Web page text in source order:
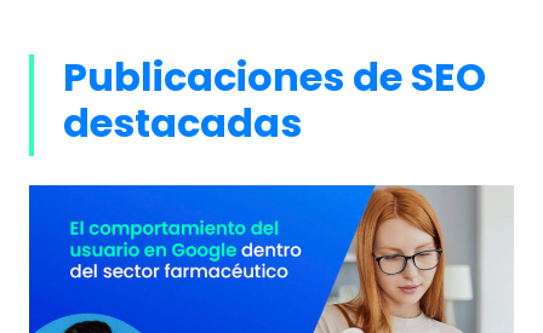
Publicaciones de SEO
destacadas